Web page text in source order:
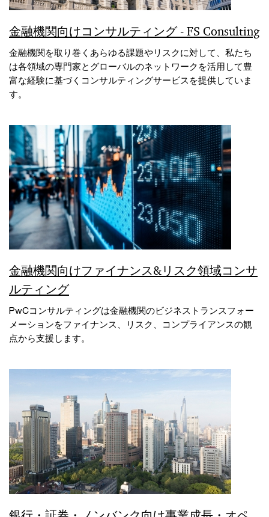
金融機関向けコンサルティング ‐ FS Consulting
金融機関を取り巻くあらゆる課題やリスクに対して、私たち
は各領域の専門家とグローバルのネットワークを活用して豊
富な経験に基づくコンサルティングサービスを提供していま
す。
金融機関向けファイナンス&リスク領域コンサ
ルティング
PwCコンサルティングは金融機関のビジネストランスフォー
メーションをファイナンス、リスク、コンプライアンスの観
点から支援します。